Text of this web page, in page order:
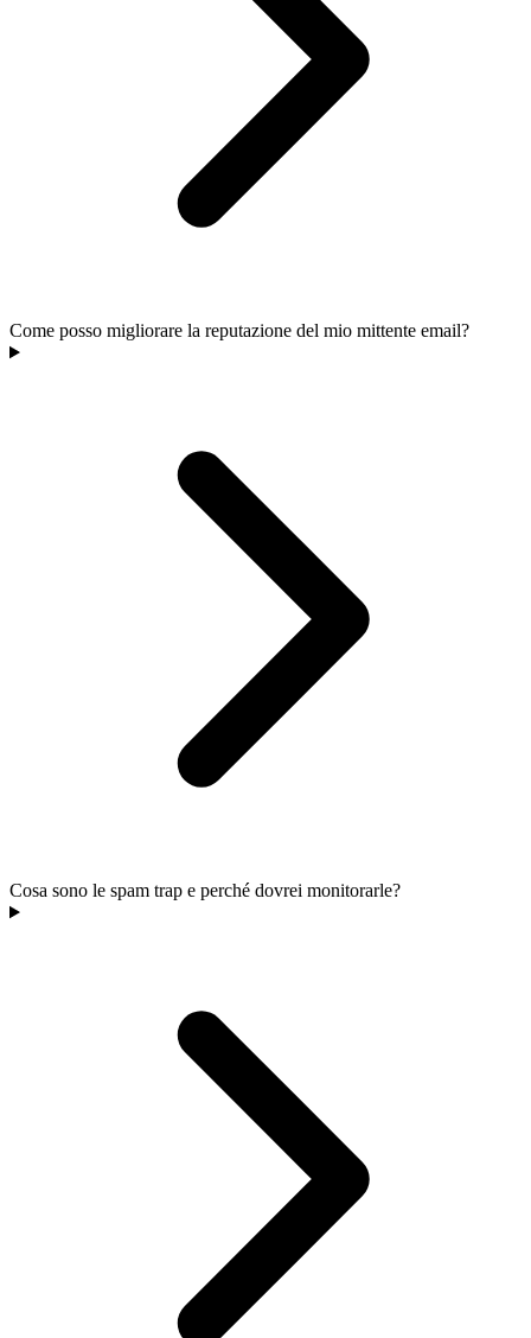
Come posso migliorare la reputazione del mio mittente email?
Cosa sono le spam trap e perché dovrei monitorarle?